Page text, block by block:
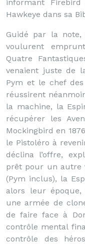
informant
Hawkeye dans sa
Guidé par la
voulurent
Quatre
venaient juste de
Pym et le chef des
réussirent
la machine, la
récupérer les
Mockingbird en
le Pistoléro à
déclina l’offre,
prêt pour un autre
(Pym inclus), la
alors leur
une armée de
de faire face à
contrôle mental
contrôle des